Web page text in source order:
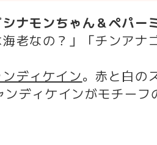
シナモンちゃん＆ペパー
老なの？」「チンアナ
ディケイン。赤と白の
ディケインがモチーフ